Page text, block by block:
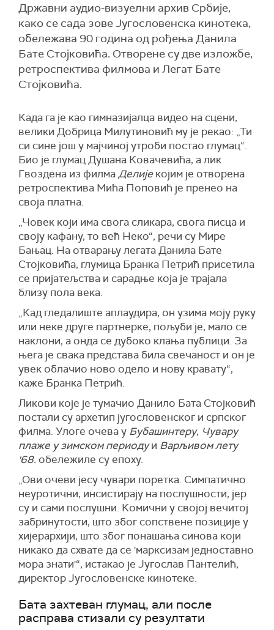
Државни аудио-визуелни архив Србије,
како се сада зове Југословенска кинотека,
обележава 90 година од рођења Данила
Бате Стојковића. Отворене су две изложбе,
ретроспектива филмова и Легат Бате
Стојковића.
Када га је као гимназијалца видео на сцени,
велики Добрица Милутиновић му је рекао: „Ти
си сине још у мајчиној утроби постао глумац“.
Био је глумац Душана Ковачевића, а лик
Гвоздена из филмаДелијекојим је отворена
ретроспектива Мића Поповић је пренео на
своја платна.
„Човек који има свога сликара, свога писца и
своју кафану, то већ Неко“, речи су Мире
Бањац. На отварању легата Данила Бате
Стојковића, глумица Бранка Петрић присетила
се пријатељства и сарадње која је трајала
близу пола века.
„Кад гледалиште аплаудира, он узима моју руку
или неке друге партнерке, пољуби је, мало се
наклони, а онда се дубоко клања публици. За
њега је свака представа била свечаност и он је
увек облачио ново одело и нову кравату“,
каже Бранка Петрић.
Ликови које је тумачио Данило Бата Стојковић
постали су архетип југословенског и српског
филма. Улоге очева у Бубашинтеру, Чувару
плаже у зимском периодуи Варљивом лету
'68. обележиле су епоху.
„Ови очеви јесу чувари поретка. Симпатично
неуротични, инсистирају на послушности, јер
су и сами послушни. Комични у својој вечитој
забринутости, што због сопствене позиције у
хијерархији, што због понашања синова који
никако да схвате да се 'марксизам једноставно
мора знати'“, истакао је Југослав Пантелић,
директор Југословенске кинотеке.
Бата захтеван глумац, али после
расправа стизали су резултати